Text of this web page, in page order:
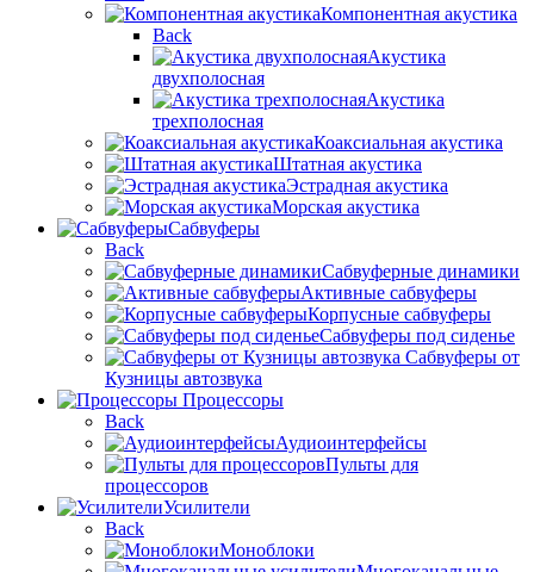
Компонентная акустика
Back
Акустика
двухполосная
Акустика
трехполосная
Коаксиальная акустика
Штатная акустика
Эстрадная акустика
Морская акустика
Сабвуферы
Back
Сабвуферные динамики
Активные сабвуферы
Корпусные сабвуферы
Сабвуферы под сиденье
Сабвуферы от
Кузницы автозвука
Процессоры
Back
Аудиоинтерфейсы
Пульты для
процессоров
Усилители
Back
Моноблоки